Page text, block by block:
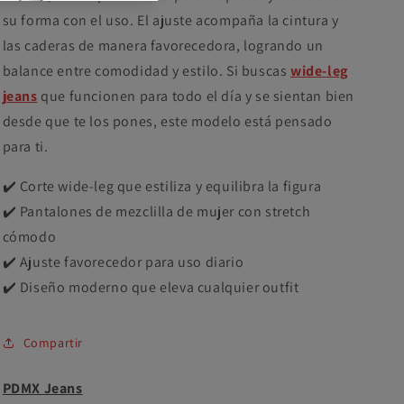
su forma con el uso. El ajuste acompaña la cintura y
las caderas de manera favorecedora, logrando un
balance entre comodidad y estilo. Si buscas wide-leg
jeans que funcionen para todo el día y se sientan bien
desde que te los pones, este modelo está pensado
para ti.
✔️ Corte wide-leg que estiliza y equilibra la figura
✔️ Pantalones de mezclilla de mujer con stretch
cómodo
✔️ Ajuste favorecedor para uso diario
✔️ Diseño moderno que eleva cualquier outfit
Compartir
PDMX Jeans